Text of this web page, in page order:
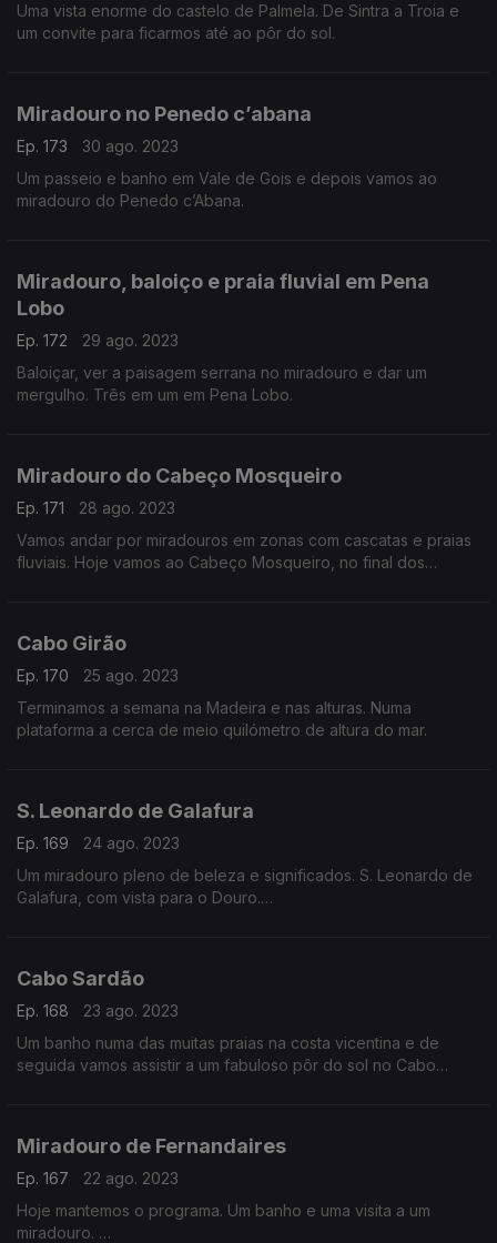
Uma vista enorme do castelo de Palmela. De Sintra a Troia e
um convite para ficarmos até ao pôr do sol.
Miradouro no Penedo c’abana
Ep. 173
30 ago. 2023
Um passeio e banho em Vale de Gois e depois vamos ao
miradouro do Penedo c’Abana.
Miradouro, baloiço e praia fluvial em Pena
Lobo
Ep. 172
29 ago. 2023
Baloiçar, ver a paisagem serrana no miradouro e dar um
mergulho. Três em um em Pena Lobo.
Miradouro do Cabeço Mosqueiro
Ep. 171
28 ago. 2023
Vamos andar por miradouros em zonas com cascatas e praias
fluviais. Hoje vamos ao Cabeço Mosqueiro, no final dos
Cabo Girão
Ep. 170
25 ago. 2023
Terminamos a semana na Madeira e nas alturas. Numa
plataforma a cerca de meio quilómetro de altura do mar.
S. Leonardo de Galafura
Ep. 169
24 ago. 2023
Um miradouro pleno de beleza e significados. S. Leonardo de
Galafura, com vista para o Douro.
Cabo Sardão
Ep. 168
23 ago. 2023
Um banho numa das muitas praias na costa vicentina e de
seguida vamos assistir a um fabuloso pôr do sol no Cabo
Miradouro de Fernandaires
Ep. 167
22 ago. 2023
Hoje mantemos o programa. Um banho e uma visita a um
miradouro.